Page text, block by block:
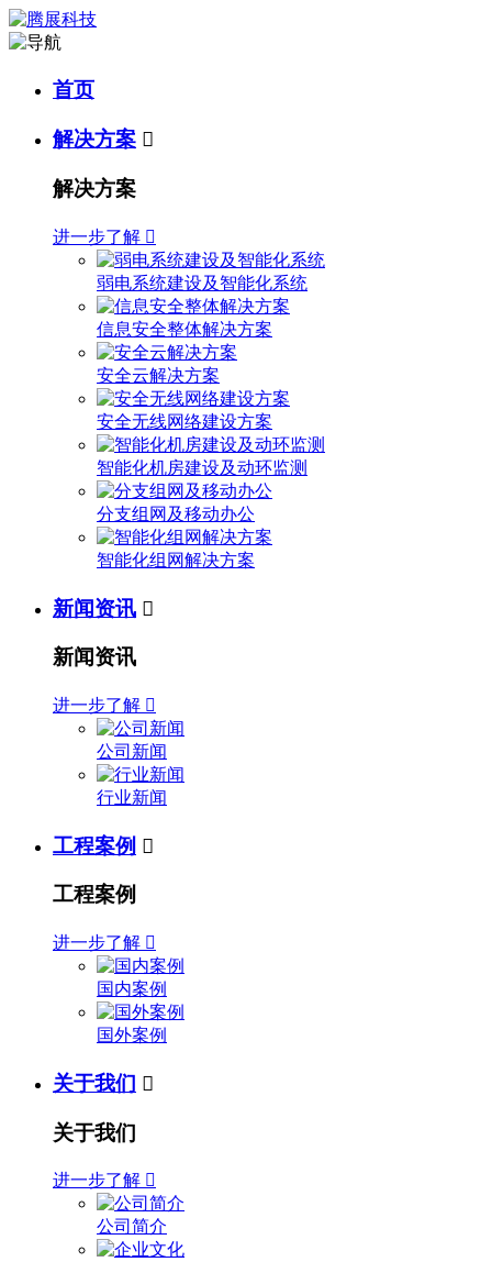
首页
解决方案 
解决方案
进一步了解 
弱电系统建设及智能化系统
信息安全整体解决方案
安全云解决方案
安全无线网络建设方案
智能化机房建设及动环监测
分支组网及移动办公
智能化组网解决方案
新闻资讯 
新闻资讯
进一步了解 
公司新闻
行业新闻
工程案例 
工程案例
进一步了解 
国内案例
国外案例
关于我们 
关于我们
进一步了解 
公司简介